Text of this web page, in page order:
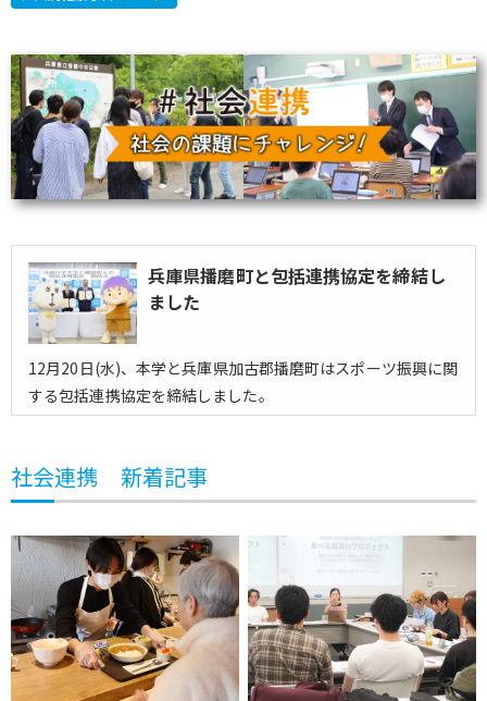
兵庫県播磨町と包括連携協定を締結し
ました
12月20日(水)、本学と兵庫県加古郡播磨町はスポーツ振興に関
する包括連携協定を締結しました。
社会連携 新着記事